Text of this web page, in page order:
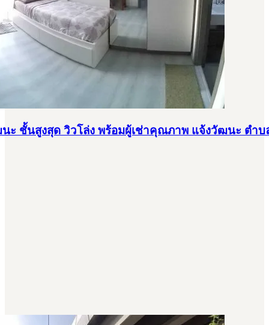
ะ ชั้นสูงสุด วิวโล่ง พร้อมผู้เช่าคุณภาพ แจ้งวัฒนะ ตำบ